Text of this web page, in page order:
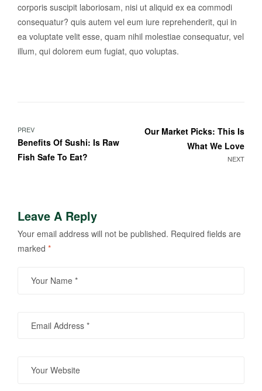
corporis suscipit laboriosam, nisi ut aliquid ex ea commodi
consequatur? quis autem vel eum iure reprehenderit, qui in
ea voluptate velit esse, quam nihil molestiae consequatur, vel
illum, qui dolorem eum fugiat, quo voluptas.
PREV
Benefits Of Sushi: Is Raw
Fish Safe To Eat?
NEXT
Our Market Picks: This Is
What We Love
Leave A Reply
Your email address will not be published. Required fields are
marked *